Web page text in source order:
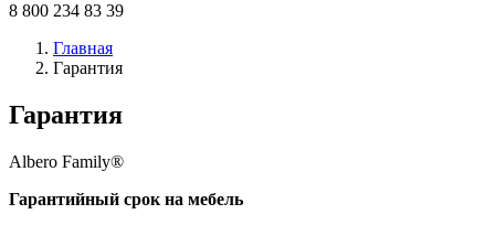
8 800 234 83 39
Главная
Гарантия
Гарантия
Albero Family®
Гарантийный срок на мебель